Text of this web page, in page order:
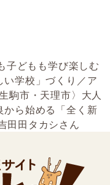
子どもも学び楽しむ
学校」づくり／ア
生駒市・天理市〉大人
から始める「全く新
田田タカシさん